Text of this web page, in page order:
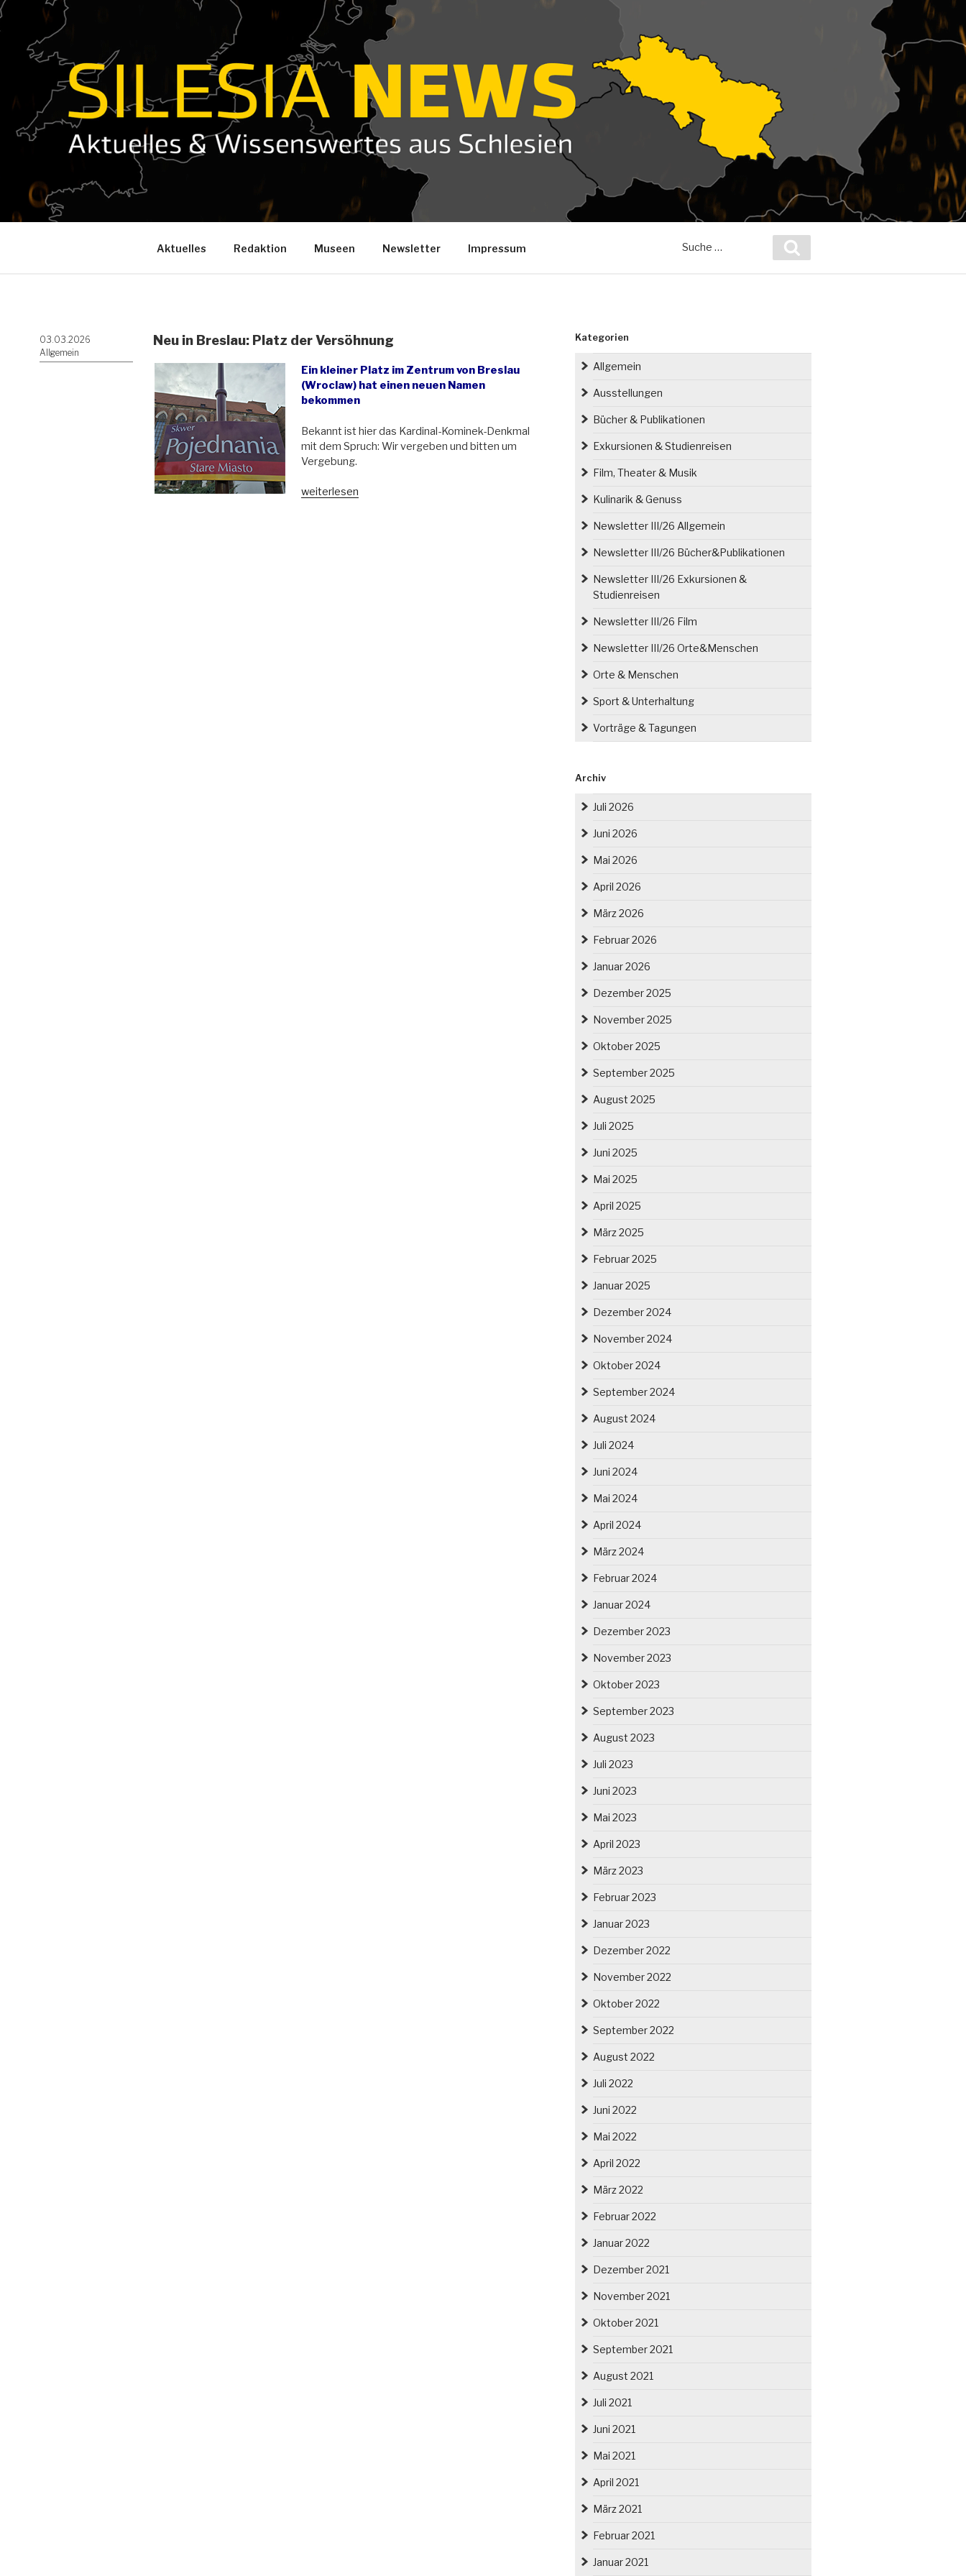
Zum
Inhalt
springen
Aktuelles Redaktion Museen Newsletter Impressum
nach:
Veröffentlicht
am
03.03.2026
Allgemein
Neu in Breslau: Platz der Versöhnung
Ein kleiner Platz im Zentrum von Breslau
(Wroclaw) hat einen neuen Namen
bekommen
Bekannt ist hier das Kardinal-Kominek-Denkmal
mit dem Spruch: Wir vergeben und bitten um
Vergebung.
„Neu
weiterlesen
Kategorien
Allgemein
Ausstellungen
Bücher & Publikationen
Exkursionen & Studienreisen
Film, Theater & Musik
Kulinarik & Genuss
Newsletter III/26 Allgemein
Newsletter III/26 Bücher&Publikationen
Newsletter III/26 Exkursionen &
Studienreisen
Newsletter III/26 Film
Newsletter III/26 Orte&Menschen
Orte & Menschen
Sport & Unterhaltung
Vorträge & Tagungen
Archiv
Juli 2026
Juni 2026
Mai 2026
April 2026
März 2026
Februar 2026
Januar 2026
Dezember 2025
November 2025
Oktober 2025
September 2025
August 2025
Juli 2025
Juni 2025
Mai 2025
April 2025
März 2025
Februar 2025
Januar 2025
Dezember 2024
November 2024
Oktober 2024
September 2024
August 2024
Juli 2024
Juni 2024
Mai 2024
April 2024
März 2024
Februar 2024
Januar 2024
Dezember 2023
November 2023
Oktober 2023
September 2023
August 2023
Juli 2023
Juni 2023
Mai 2023
April 2023
März 2023
Februar 2023
Januar 2023
Dezember 2022
November 2022
Oktober 2022
September 2022
August 2022
Juli 2022
Juni 2022
Mai 2022
April 2022
März 2022
Februar 2022
Januar 2022
Dezember 2021
November 2021
Oktober 2021
September 2021
August 2021
Juli 2021
Juni 2021
Mai 2021
April 2021
März 2021
Februar 2021
Januar 2021